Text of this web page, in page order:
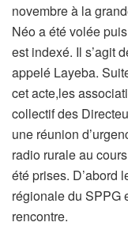
novembre à la
Néo a été volée
est indexé. Il s’agit
appelé Layeba.
cet acte,les
collectif des
une réunion
radio rurale au
été prises. D’abord
régionale du SPPG
rencontre.